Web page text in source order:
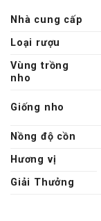
Nhà cung cấp
Loại rượu
Vùng trồng
nho
Giống nho
Nồng độ cồn
Hương vị
Giải Thưởng